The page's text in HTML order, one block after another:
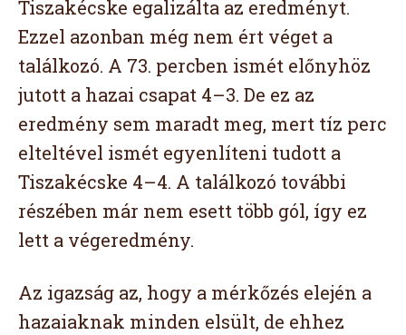
Tiszakécske egalizálta az eredményt.
Ezzel azonban még nem ért véget a
találkozó. A 73. percben ismét előnyhöz
jutott a hazai csapat 4–3. De ez az
eredmény sem maradt meg, mert tíz perc
elteltével ismét egyenlíteni tudott a
Tiszakécske 4–4. A találkozó további
részében már nem esett több gól, így ez
lett a végeredmény.
Az igazság az, hogy a mérkőzés elején a
hazaiaknak minden elsült, de ehhez